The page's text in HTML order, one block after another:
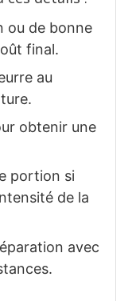
ou de bonne
final.
au
obtenir une
portion si
de la
avec